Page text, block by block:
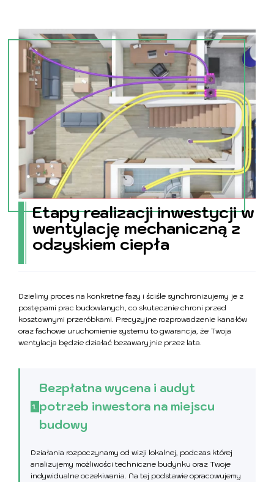
Etapy realizacji inwestycji w
wentylację mechaniczną z
odzyskiem ciepła
Dzielimy proces na konkretne fazy i ściśle synchronizujemy je z
postępami prac budowlanych, co skutecznie chroni przed
kosztownymi przeróbkami. Precyzyjne rozprowadzenie kanałów
oraz fachowe uruchomienie systemu to gwarancja, że Twoja
wentylacja będzie działać bezawaryjnie przez lata.
1.
Bezpłatna wycena i audyt
potrzeb inwestora na miejscu
budowy
Działania rozpoczynamy od wizji lokalnej, podczas której
analizujemy możliwości techniczne budynku oraz Twoje
indywidualne oczekiwania. Na tej podstawie opracowujemy